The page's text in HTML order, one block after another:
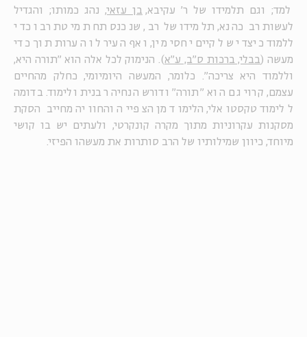
למד; וגם תלמידו של ר' עקיבא, בן עזאי, נהג כמותו; והגדיל
לעשות רב כהנא, תלמידו של רב, שנכנס תחת מיטת רבו כדי
ללמוד כיצד יש לקיים יחסי מין, ואף העיר לו הערות תוך כדי
מעשה ( בבלי, ברכות ס"ב, ע"א ). הנימוק לכל אלה הוא "תורה היא,
וללמוד היא צריכה". כלומר, המעשה היומיומי, כחלק מהחיים
עצמם, קרוי גם הוא "תורה" ודורש הנחיה רבנית ולימוד. בדומה
ללימוד טקסטואלי, הלימוד מן הצפייה והחוויה מחייב הסקת
מסקנות עקרוניות מתוך מקרה קונקרטי, ולעתים יש בו קושי
מיוחד, כיוון שמילותיו של הרב סותרות את מעשהו הפיזי.